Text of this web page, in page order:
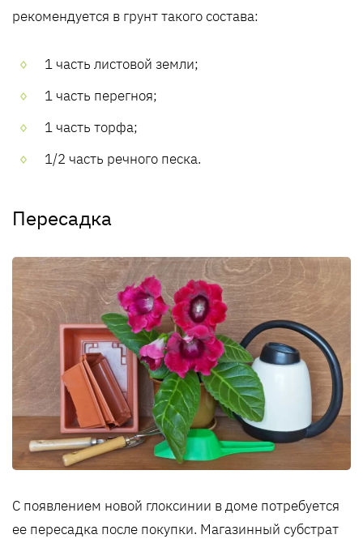
рекомендуется в грунт такого состава:
1 часть листовой земли;
1 часть перегноя;
1 часть торфа;
1/2 часть речного песка.
Пересадка
С появлением новой глоксинии в доме потребуется
ее пересадка после покупки. Магазинный субстрат